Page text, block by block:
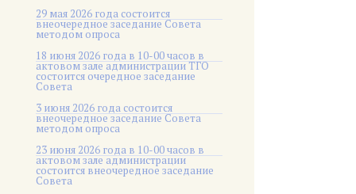
29 мая 2026 года состоится
внеочередное заседание Совета
методом опроса
18 июня 2026 года в 10-00 часов в
актовом зале администрации ТГО
состоится очередное заседание
Совета
3 июня 2026 года состоится
внеочередное заседание Совета
методом опроса
23 июня 2026 года в 10-00 часов в
актовом зале администрации
состоится внеочередное заседание
Совета